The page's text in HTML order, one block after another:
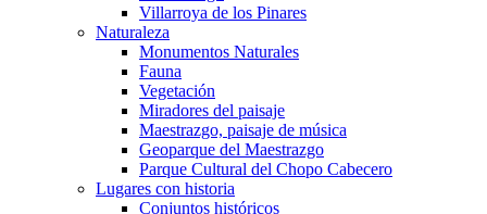
Villarroya de los Pinares
Naturaleza
Monumentos Naturales
Fauna
Vegetación
Miradores del paisaje
Maestrazgo, paisaje de música
Geoparque del Maestrazgo
Parque Cultural del Chopo Cabecero
Lugares con historia
Conjuntos históricos